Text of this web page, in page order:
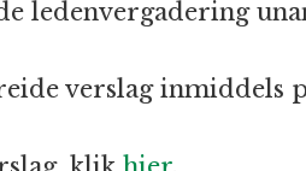
ledenvergadering
verslag inmiddels